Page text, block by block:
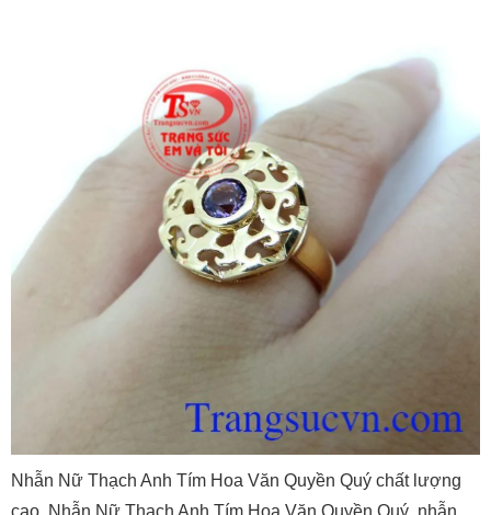
Nhẫn Nữ Thạch Anh Tím Hoa Văn Quyền Quý chất lượng
cao. Nhẫn Nữ Thạch Anh Tím Hoa Văn Quyền Quý, nhẫn